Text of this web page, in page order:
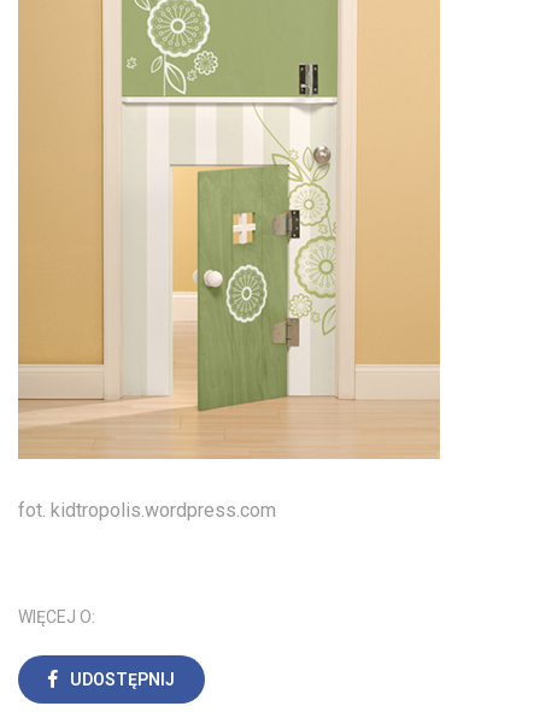
fot. kidtropolis.wordpress.com
WIĘCEJ O:
UDOSTĘPNIJ